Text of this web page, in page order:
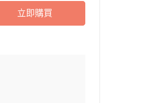
立即購買